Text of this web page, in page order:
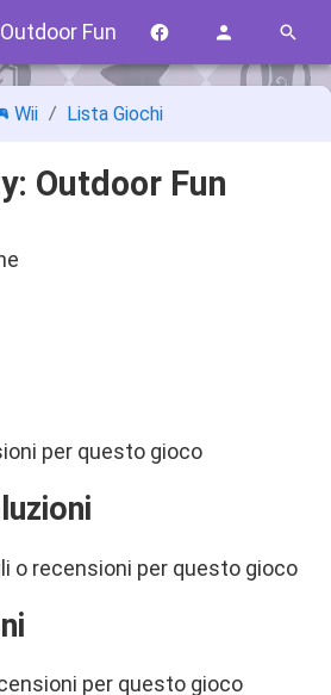
Fun
Wii Lista Giochi
Outdoor Fun
per questo gioco
o recensioni per questo gioco
per questo gioco